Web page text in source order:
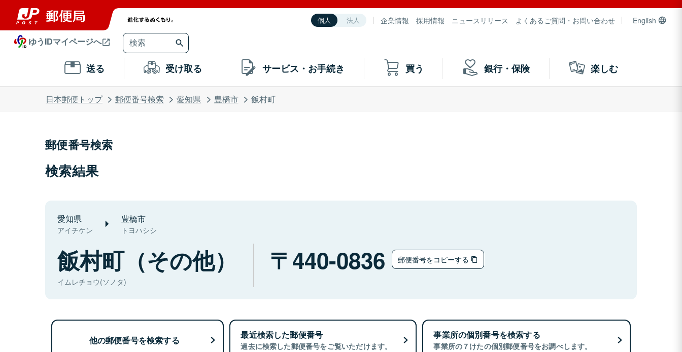
個人 法人 企業情報 採用情報 ニュースリリース よくあるご質問・お問い合わせ English
ゆうIDマイページへ
送る 受け取る サービス・お手続き 買う 銀行・保険 楽しむ
日本郵便トップ 郵便番号検索 愛知県 豊橋市 飯村町
郵便番号検索
検索結果
愛知県
アイチケン
豊橋市
トヨハシシ
飯村町（その他）
イムレチョウ(ソノタ)
440-0836 郵便番号をコピーする
他の郵便番号を検索する 最近検索した郵便番号
過去に検索した郵便番号をご覧いただけます。
事業所の個別番号を検索する
事業所の７けたの個別郵便番号をお調べします。